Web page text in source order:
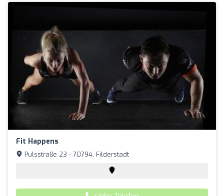
Fit Happens
Pulsstraße 23 - 70794, Filderstadt